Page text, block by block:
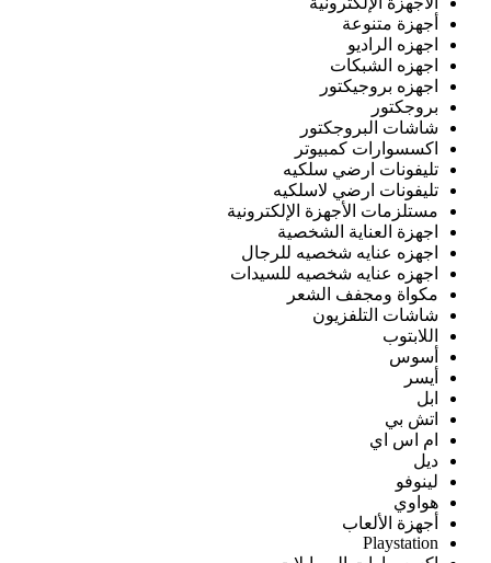
أجهزة متنوعة
اجهزه الراديو
اجهزه الشبكات
اجهزه بروجيكتور
بروجكتور
شاشات البروجكتور
اكسسوارات كمبيوتر
تليفونات ارضي سلكيه
تليفونات ارضي لاسلكيه
مستلزمات الأجهزة الإلكترونية
اجهزة العناية الشخصية
اجهزه عنايه شخصيه للرجال
اجهزه عنايه شخصيه للسيدات
مكواة ومجفف الشعر
شاشات التلفزيون
اللابتوب
أسوس
أيسر
ابل
اتش بي
ام اس اي
ديل
لينوفو
هواوي
أجهزة الألعاب
Playstation